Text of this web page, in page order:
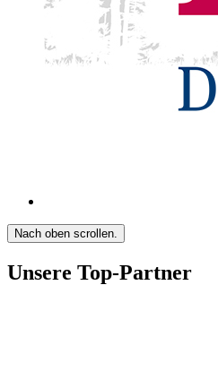
Nach oben scrollen.
Unsere Top-Partner